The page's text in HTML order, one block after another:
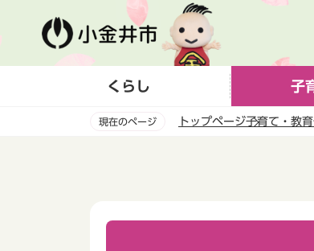
ー
くらし 子
現在のページ トップページ子育て・教育